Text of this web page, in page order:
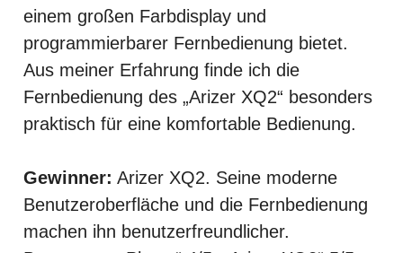
einem großen Farbdisplay und
programmierbarer Fernbedienung bietet.
Aus meiner Erfahrung finde ich die
Fernbedienung des „Arizer XQ2“ besonders
praktisch für eine komfortable Bedienung.
Gewinner: Arizer XQ2. Seine moderne
Benutzeroberfläche und die Fernbedienung
machen ihn benutzerfreundlicher.